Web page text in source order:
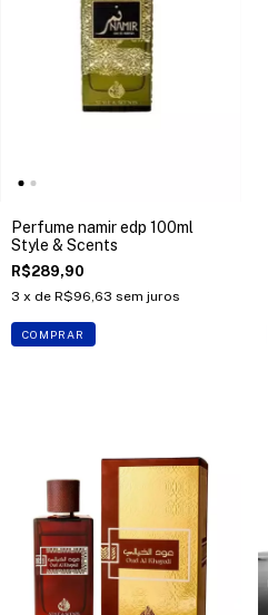
Perfume namir edp 100ml
Style & Scents
R$289,90
3 x de R$96,63 sem juros
COMPRAR